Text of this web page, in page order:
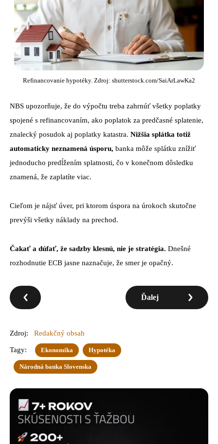
Refinancovanie hypotéky. Zdroj: shutterstock.com/SaiArLawKa2
NBS upozorňuje, že do výpočtu treba zahrnúť všetky poplatky
spojené s refinancovaním, ako poplatok za predčasné splatenie,
znalecký posudok aj poplatky katastra. Nižšia splátka totiž
automaticky neznamená úsporu, banka môže splátku znížiť
jednoducho predĺžením splatnosti, čo v konečnom dôsledku
znamená, že zaplatíte viac.
Cieľom je nájsť úver, pri ktorom úspora na úrokoch skutočne
prevýši všetky náklady na prechod.
Čakať a dúfať, že sadzby klesnú, nie je stratégia. Dnešné
rozhodnutie ECB jasne naznačuje, že smer je opačný.
Ďalej
Zdroj: Redakčný obsah
Tagy: Ekonomika Hypotéka
Národná banka Slovenska